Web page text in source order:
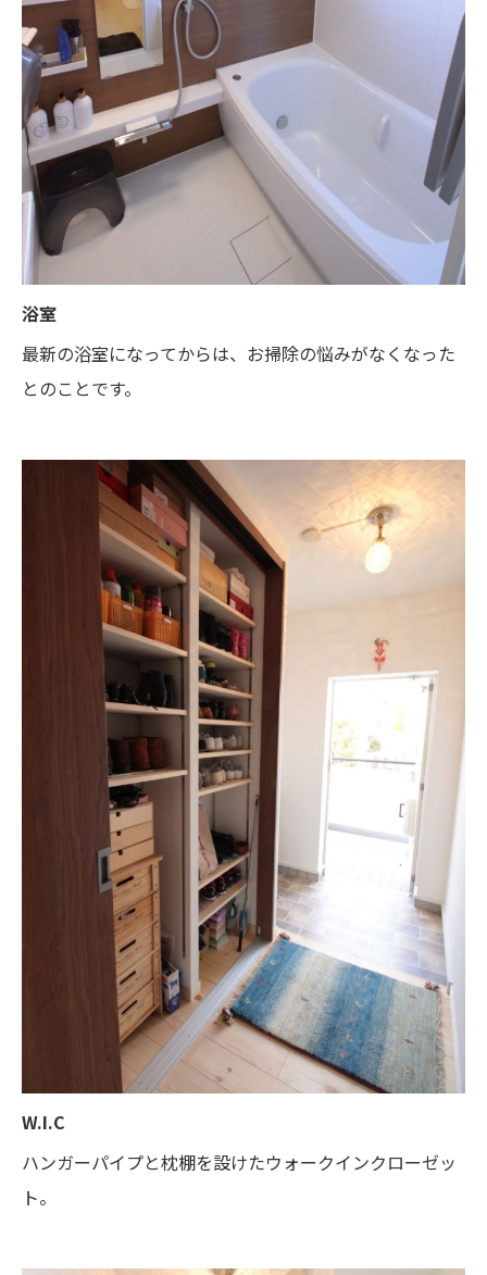
浴室
最新の浴室になってからは、お掃除の悩みがなくなった
とのことです。
W.I.C
ハンガーパイプと枕棚を設けたウォークインクローゼッ
ト。